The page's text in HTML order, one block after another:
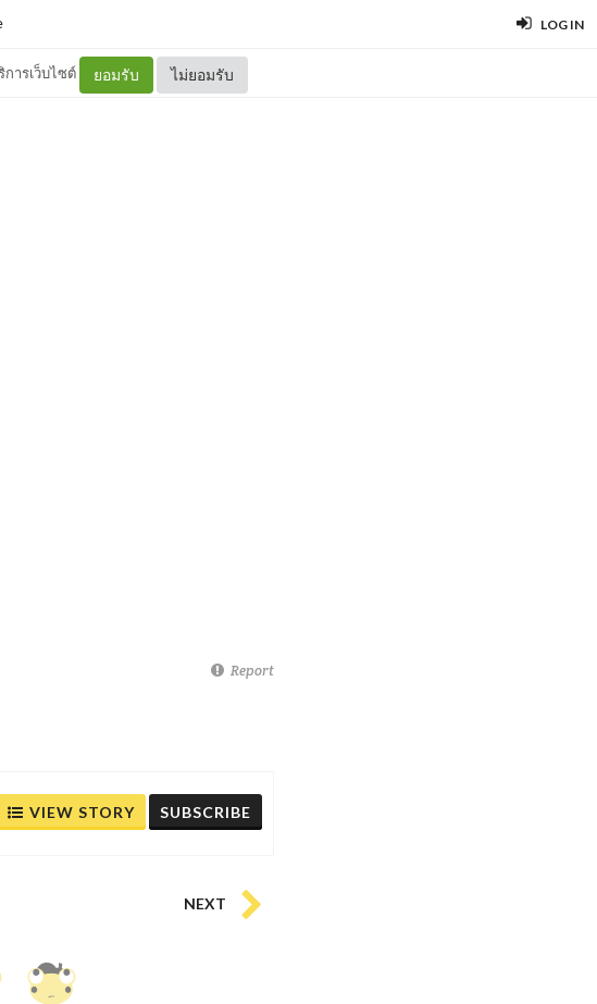
LOG IN
การเว็บไซต์ ยอมรับ ไม่ยอมรับ
Report
VIEW STORY SUBSCRIBE
NEXT